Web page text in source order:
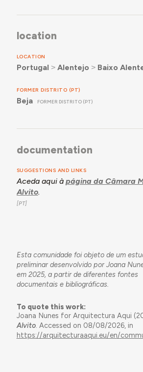
location
LOCATION
Portugal ˃ Alentejo ˃ Baixo
FORMER DISTRITO (PT)
Beja FORMER DISTRITO (PT)
documentation
SUGGESTIONS AND LINKS
Aceda aqui à página da Câmara
Alvito.
Esta comunidade foi objeto de um
preliminar desenvolvido por Joana
em 2025, a partir de diferentes fontes
documentais e bibliográficas.
To quote this work:
Joana Nunes for Arquitectura Aqui
Alvito. Accessed on 08/08/2026, in
https://arquitecturaaqui.eu/en/